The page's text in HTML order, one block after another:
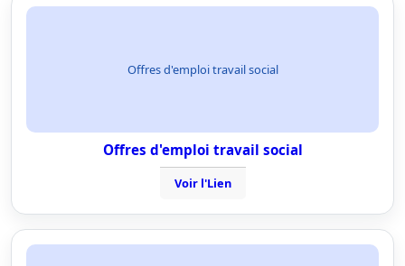
Offres d'emploi travail social
Offres d'emploi travail social
Voir l'Lien